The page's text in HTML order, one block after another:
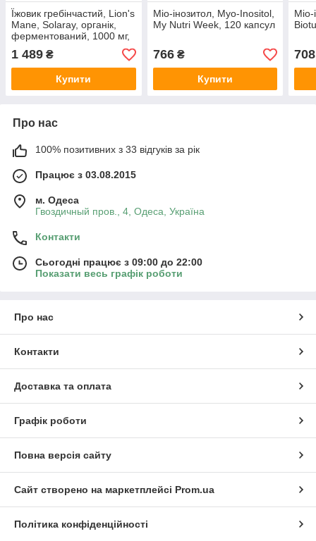
Їжовик гребінчастий, Lion's
Mane, Solaray, органік,
ферментований, 1000 мг,
60 органічних капсул (500
мг у капсулі)
1 489 ₴
Купити
Міо-інозитол, Myo-Inositol,
My Nutri Week, 120 капсул
766₴
Купити
Міо-
708
Про нас
100% позитивних з 33 відгуків за рік
Працює з 03.08.2015
м. Одеса
Гвоздичный пров., 4, Одеса, Україна
Контакти
Сьогодні працює з 09:00 до 22:00
Показати весь графік роботи
Про нас
Контакти
Доставка та оплата
Графік роботи
Повна версія сайту
Сайт створено на маркетплейсі Prom.ua
Політика конфіденційності